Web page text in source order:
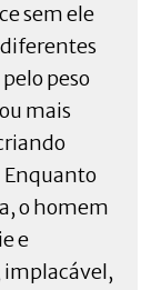
sem ele
peso
mais
Enquanto
o homem
e
implacável,